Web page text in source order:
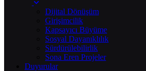
Dijital Dönüşüm
Girişimcilik
Kapsayıcı Büyüme
Sosyal Dayanıklılık
Sürdürülebilirlik
Sona Eren Projeler
Duyurular